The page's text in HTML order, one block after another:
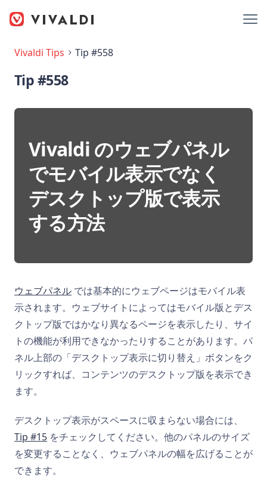
Vivaldi Tips Tip #558
Tip #558
Vivaldi のウェブパネル
でモバイル表示でなく
デスクトップ版で表示
する方法
ウェブパネル では基本的にウェブページはモバイル表
示されます。ウェブサイトによってはモバイル版とデス
クトップ版ではかなり異なるページを表示したり、サイ
トの機能が利用できなかったりすることがあります。パ
ネル上部の「デスクトップ表示に切り替え」ボタンをク
リックすれば、コンテンツのデスクトップ版を表示でき
ます。
デスクトップ表示がスペースに収まらない場合には、
Tip #15 をチェックしてください。他のパネルのサイズ
を変更することなく、ウェブパネルの幅を広げることが
できます。